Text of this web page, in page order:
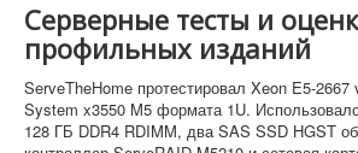
Серверные тесты и
профильных изданий
ServeTheHome протестировал Xeon E5-
System x3550 M5 формата 1U.
128 ГБ DDR4 RDIMM, два SAS SSD HGST